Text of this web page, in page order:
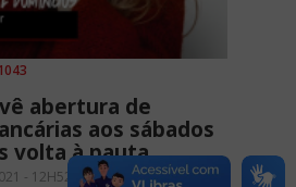
abertura de
aos sábados
volta à pauta
- 12H52